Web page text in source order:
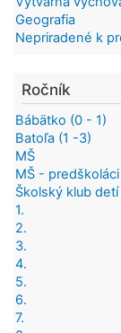
Geografia
Nepriradené k
Ročník
Bábätko (0 - 1)
Batoľa (1 -3)
MŠ
MŠ - predškoláci
Školský klub detí
1.
2.
3.
4.
5.
6.
7.